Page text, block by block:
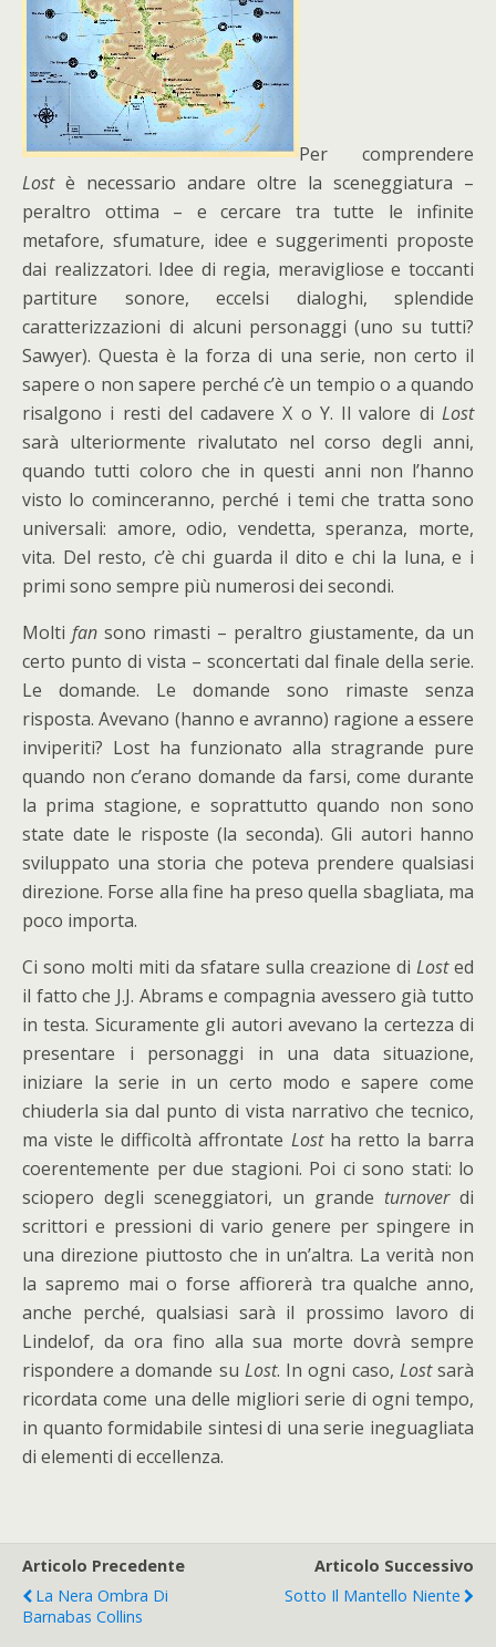
Per comprendere
Lostè necessario andare oltre la sceneggiatura –
peraltro ottima – e cercare tra tutte le infinite
metafore, sfumature, idee e suggerimenti proposte
dai realizzatori. Idee di regia, meravigliose e toccanti
partiture sonore, eccelsi dialoghi, splendide
caratterizzazioni di alcuni personaggi (uno su tutti?
Sawyer). Questa è la forza di una serie, non certo il
sapere o non sapere perché c’è un tempio o a quando
risalgono i resti del cadavere X o Y. Il valore di Lost
sarà ulteriormente rivalutato nel corso degli anni,
quando tutti coloro che in questi anni non l’hanno
visto lo cominceranno, perché i temi che tratta sono
universali: amore, odio, vendetta, speranza, morte,
vita. Del resto, c’è chi guarda il dito e chi la luna, e i
primi sono sempre più numerosi dei secondi.
Molti fan sono rimasti – peraltro giustamente, da un
certo punto di vista – sconcertati dal finale della serie.
Le domande. Le domande sono rimaste senza
risposta. Avevano (hanno e avranno) ragione a essere
inviperiti? Lost ha funzionato alla stragrande pure
quando non c’erano domande da farsi, come durante
la prima stagione, e soprattutto quando non sono
state date le risposte (la seconda). Gli autori hanno
sviluppato una storia che poteva prendere qualsiasi
direzione. Forse alla fine ha preso quella sbagliata, ma
poco importa.
Ci sono molti miti da sfatare sulla creazione di Losted
il fatto che J.J. Abrams e compagnia avessero già tutto
in testa. Sicuramente gli autori avevano la certezza di
presentare i personaggi in una data situazione,
iniziare la serie in un certo modo e sapere come
chiuderla sia dal punto di vista narrativo che tecnico,
ma viste le difficoltà affrontate Lostha retto la barra
coerentemente per due stagioni. Poi ci sono stati: lo
sciopero degli sceneggiatori, un grande turnoverdi
scrittori e pressioni di vario genere per spingere in
una direzione piuttosto che in un’altra. La verità non
la sapremo mai o forse affiorerà tra qualche anno,
anche perché, qualsiasi sarà il prossimo lavoro di
Lindelof, da ora fino alla sua morte dovrà sempre
rispondere a domande su Lost. In ogni caso, Lostsarà
ricordata come una delle migliori serie di ogni tempo,
in quanto formidabile sintesi di una serie ineguagliata
di elementi di eccellenza.
Articolo Precedente
La Nera Ombra Di
Barnabas Collins
Articolo Successivo
Sotto Il Mantello Niente